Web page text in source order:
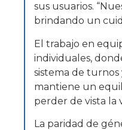
sus usuarios.
brindando un
El trabajo en
individuales,
sistema de turnos
mantiene un
perder de vista la
La paridad de